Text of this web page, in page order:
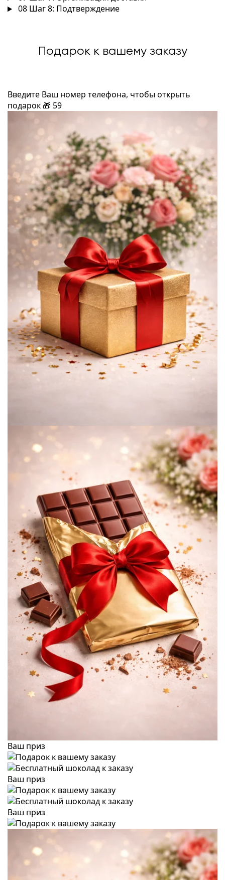
08 Шаг 8: Подтверждение
Подарок к вашему заказу
Введите Ваш номер телефона, чтобы открыть
подарок 🎁 59
Ваш приз
Ваш приз
Ваш приз